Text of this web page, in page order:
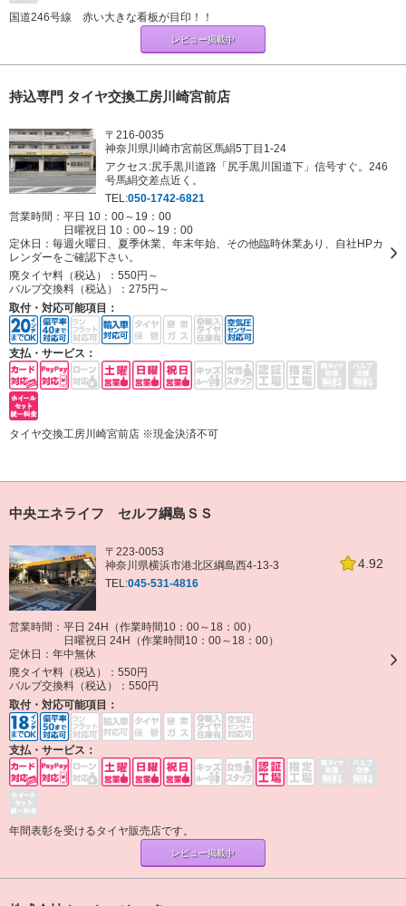
国道246号線 赤い大きな看板が目印！！
レビュー掲載中
持込専門 タイヤ交換工房川崎宮前店
〒216-0035
神奈川県川崎市宮前区馬絹5丁目1-24
アクセス:尻手黒川道路「尻手黒川国道下」信号すぐ。246
号馬絹交差点近く。
TEL:050-1742-6821
営業時間：平日 10：00～19：00
日曜祝日 10：00～19：00
定休日： 毎週火曜日、夏季休業、年末年始、その他臨時休業あり、自社HPカ
レンダーをご確認下さい。
廃タイヤ料（税込）： 550円～
バルブ交換料（税込）： 275円～
取付・対応可能項目：
支払・サービス：
タイヤ交換工房川崎宮前店 ※現金決済不可
中央エネライフ セルフ綱島ＳＳ
4.92
〒223-0053
神奈川県横浜市港北区綱島西4-13-3
TEL:045-531-4816
営業時間：平日 24H（作業時間10：00～18：00）
日曜祝日 24H（作業時間10：00～18：00）
定休日： 年中無休
廃タイヤ料（税込）： 550円
バルブ交換料（税込）： 550円
取付・対応可能項目：
支払・サービス：
年間表彰を受けるタイヤ販売店です。
レビュー掲載中